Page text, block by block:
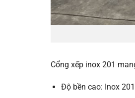
Cổng xếp inox 201
Độ bền cao: Inox